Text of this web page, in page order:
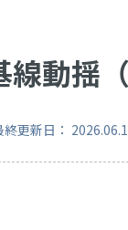
線動揺
更新日：